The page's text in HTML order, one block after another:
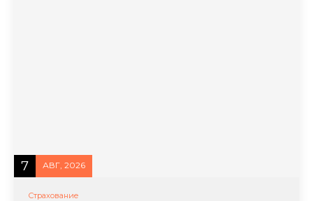
7 АВГ, 2026
Страхование